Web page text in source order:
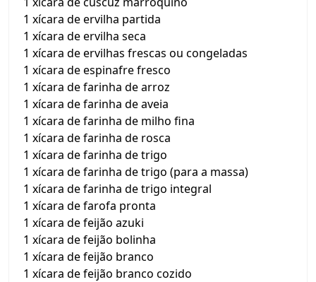
1 xícara de ervilha partida
1 xícara de ervilha seca
1 xícara de ervilhas frescas ou congeladas
1 xícara de espinafre fresco
1 xícara de farinha de arroz
1 xícara de farinha de aveia
1 xícara de farinha de milho fina
1 xícara de farinha de rosca
1 xícara de farinha de trigo
1 xícara de farinha de trigo (para a massa)
1 xícara de farinha de trigo integral
1 xícara de farofa pronta
1 xícara de feijão azuki
1 xícara de feijão bolinha
1 xícara de feijão branco
1 xícara de feijão branco cozido